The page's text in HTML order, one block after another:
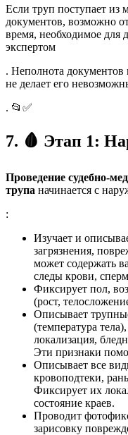
Если труп поступает из
документов, возможно
время, необходимое для
экспертом
. Неполнота документов
не делает его
. 📂✅
7. 🩸 Этап 1:
Проведение судебно-
трупа начинается с
:
Изучает и
загрязнения,
может содержать
следы крови,
Фиксирует пол,
(рост,
Описывает
(температура
локализация,
Эти признаки
Описывает все
кровоподтеки,
Фиксирует их
состояние краев.
Проводит
зарисовку